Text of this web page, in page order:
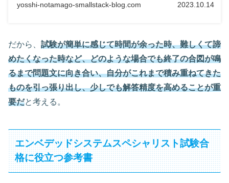
yosshi-notamago-smallstack-blog.com 2023.10.14
だから、 試験が簡単に感じて時間が余った時、難しくて諦
めたくなった時など、どのような場合でも終了の合図が鳴
るまで問題文に向き合い、自分がこれまで積み重ねてきた
ものを引っ張り出し、少しでも解答精度を高めることが重
要だと考える。
エンベデッドシステムスペシャリスト試験合
格に役立つ参考書